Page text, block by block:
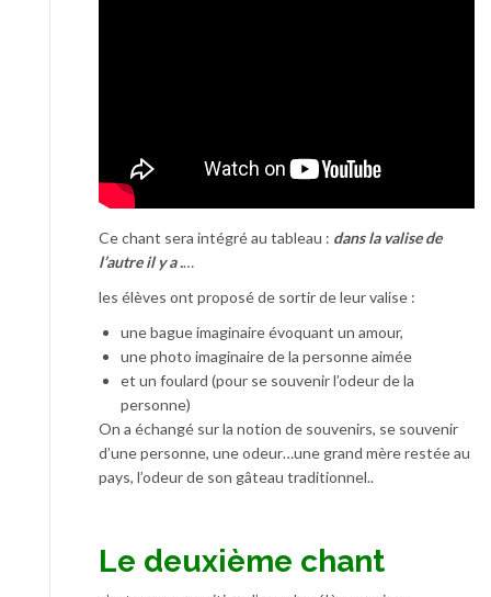
Ce chant sera intégré au tableau : dans la valise de
l’autre il y a .…
les élèves ont proposé de sortir de leur valise :
une bague imaginaire évoquant un amour,
une photo imaginaire de la personne aimée
et un foulard (pour se souvenir l’odeur de la
personne)
On a échangé sur la notion de souvenirs, se souvenir
d’une personne, une odeur…une grand mère restée au
pays, l’odeur de son gâteau traditionnel..
Le deuxième chant